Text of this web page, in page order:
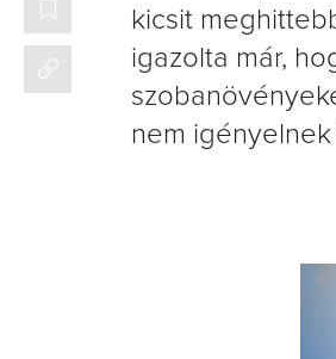
kicsit
igazolta már,
nem